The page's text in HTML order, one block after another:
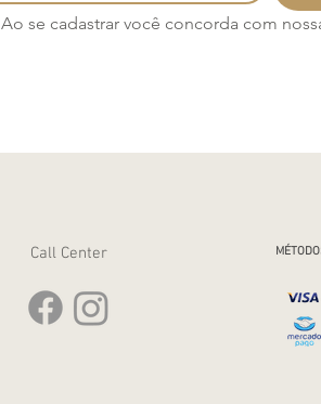
Ao se cadastrar você concorda com
Call Center